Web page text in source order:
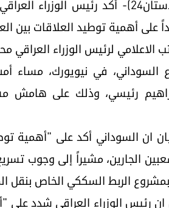
أربيل (كوردستان24)- أكد رئيس
على أهمية توطيد العلاقات بين
الاعلامي لرئيس الوزراء
في نيويورك، مساء
ان السوداني أكد على "أهمية
الجارين، مشيراً إلى وجوب
الربط السككي الخاص بنقل
ان رئيس الوزراء العراقي شدد